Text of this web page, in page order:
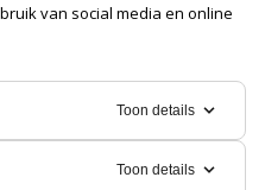
van social media en online
Toon details
Toon details